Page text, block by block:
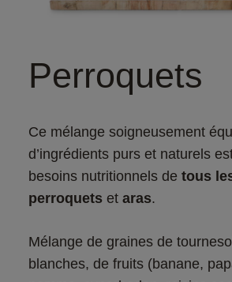
Perroquets
Ce mélange soigneusement
d’ingrédients purs et naturels
besoins nutritionnels de tous
perroquets et aras.​
Mélange de graines de
blanches, de fruits (banane,